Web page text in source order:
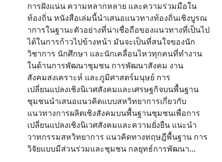
การฝังแน่น ความหลากหลาย และความร่วมมือใน
ท้องถิ่น หนังสือเล่มนี้นำเสนอแนวทางท้องถิ่นเชิงบูรณ
าการในฐานะตัวอย่างที่น่าเชื่อถือของแนวทางที่เป็นไป
ได้ในการก้าวไปข้างหน้า มันจะเป็นที่สนใจของนัก
วิชาการ นักศึกษา และนักเคลื่อนไหวทุกคนที่ทำงาน
ในด้านการพัฒนาชุมชน การพัฒนาสังคม งาน
สังคมสงเคราะห์ และภูมิศาสตร์มนุษย์ การ
เปลี่ยนแปลงเชิงนิเวศสังคมและเศรษฐกิจบนพื้นฐาน
ชุมชนนำเสนอแนวคิดแบบสหวิทยาการเกี่ยวกับ
แนวทางการผลิตเชิงสังคมบนพื้นฐานชุมชนเพื่อการ
เปลี่ยนแปลงเชิงนิเวศสังคมและความยั่งยืน แนะนำ
วาทกรรมสหวิทยาการ แนวคิดทางทฤษฎีพื้นฐาน การ
วิจัยแบบมีส่วนร่วมและชุมชน กลยุทธ์การพัฒนา…